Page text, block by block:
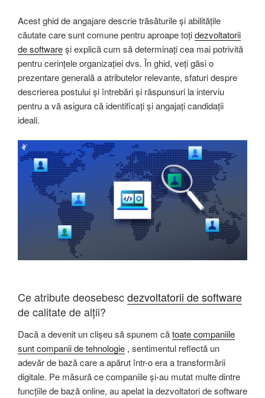
Acest ghid de angajare descrie trăsăturile și abilitățile
căutate care sunt comune pentru aproape toțidezvoltatorii
de softwareși explică cum să determinați cea mai potrivită
pentru cerințele organizației dvs. În ghid, veți găsi o
prezentare generală a atributelor relevante, sfaturi despre
descrierea postului și întrebări și răspunsuri la interviu
pentru a vă asigura că identificați și angajați candidații
ideali.
Ce atribute deosebescdezvoltatorii de software
de calitate de alții?
Dacă a devenit un clișeu să spunem cătoate companiile
sunt companii de tehnologie , sentimentul reflectă un
adevăr de bază care a apărut într-o era a transformării
digitale. Pe măsură ce companiile și-au mutat multe dintre
funcțiile de bază online, au apelat la dezvoltatori de software